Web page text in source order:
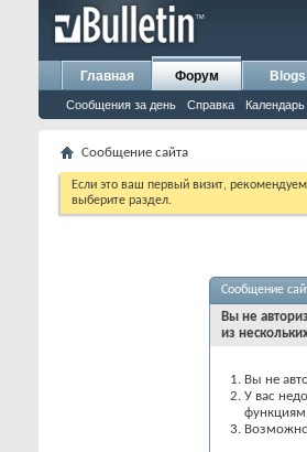
Главная Форум
Сообщения за день Справка Календарь
Blogs
Сообщение сайта
Если это ваш первый визит,
выберите раздел.
Сообщение
Вы не
из
Вы не
У вас